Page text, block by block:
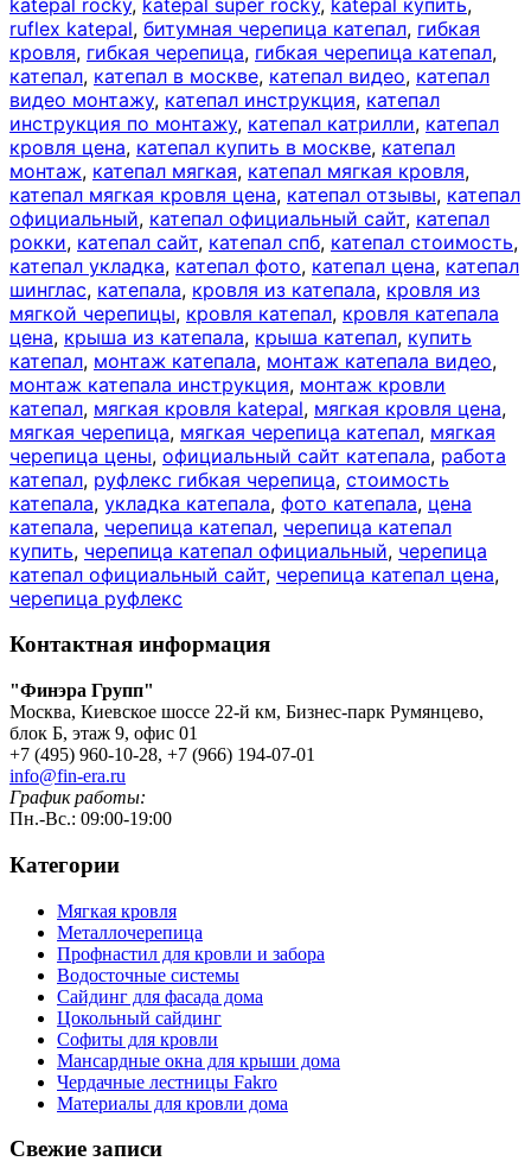
ruflex katepal, битумная черепица катепал, гибкая
кровля, гибкая черепица, гибкая черепица катепал,
катепал, катепал в москве, катепал видео, катепал
видео монтажу, катепал инструкция, катепал
инструкция по монтажу, катепал катрилли, катепал
кровля цена, катепал купить в москве, катепал
монтаж, катепал мягкая, катепал мягкая кровля,
катепал мягкая кровля цена, катепал отзывы, катепал
официальный, катепал официальный сайт, катепал
рокки, катепал сайт, катепал спб, катепал стоимость,
катепал укладка, катепал фото, катепал цена, катепал
шинглас, катепала, кровля из катепала, кровля из
мягкой черепицы, кровля катепал, кровля катепала
цена, крыша из катепала, крыша катепал, купить
катепал, монтаж катепала, монтаж катепала видео,
монтаж катепала инструкция, монтаж кровли
катепал, мягкая кровля katepal, мягкая кровля цена,
мягкая черепица, мягкая черепица катепал, мягкая
черепица цены, официальный сайт катепала, работа
катепал, руфлекс гибкая черепица, стоимость
катепала, укладка катепала, фото катепала, цена
катепала, черепица катепал, черепица катепал
купить, черепица катепал официальный, черепица
катепал официальный сайт, черепица катепал цена,
черепица руфлекс
Контактная информация
"Финэра Групп"
Москва, Киевское шоссе 22-й км, Бизнес-парк Румянцево,
блок Б, этаж 9, офис 01
+7 (495) 960-10-28, +7 (966) 194-07-01
info@fin-era.ru
График работы:
Пн.-Вс.: 09:00-19:00
Категории
Мягкая кровля
Металлочерепица
Профнастил для кровли и забора
Водосточные системы
Сайдинг для фасада дома
Цокольный сайдинг
Софиты для кровли
Мансардные окна для крыши дома
Чердачные лестницы Fakro
Материалы для кровли дома
Свежие записи